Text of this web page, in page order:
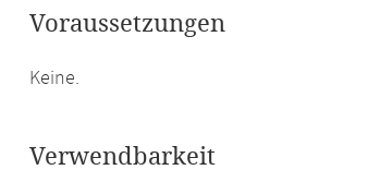
Voraussetzungen
Keine.
Verwendbarkeit